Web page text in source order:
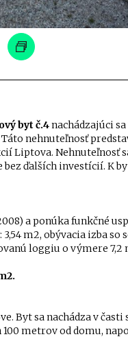
byt č.4nachádzajúci
Táto nehnuteľnosť
Nehnuteľnosť
ďalších investícií. K
a ponúka funkčné
m2, obývacia izba so
loggiu o výmere 7,2
Byt sa nachádza v
metrov od domu,